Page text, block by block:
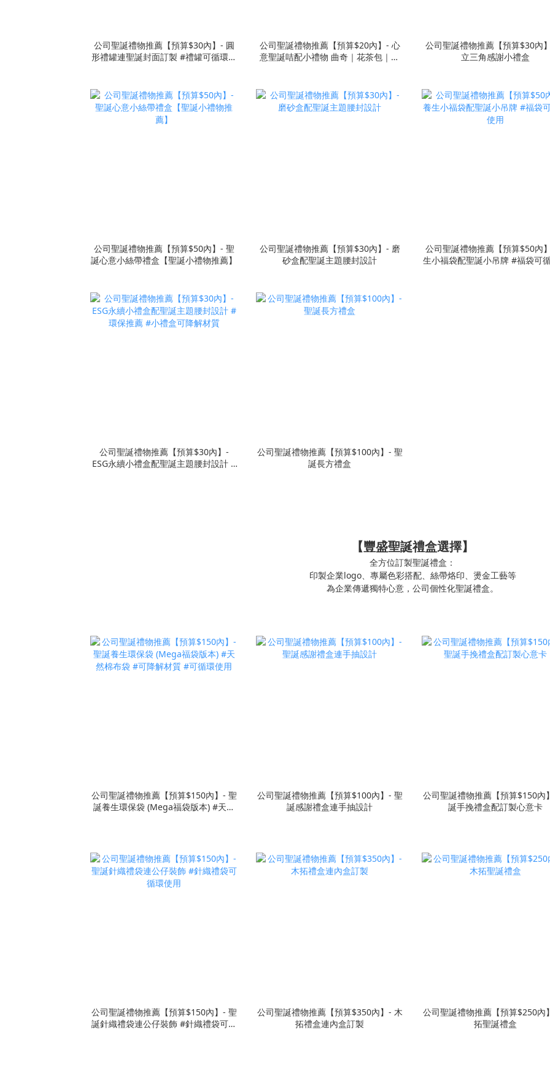
公司聖誕禮物推薦【預算$30內】- 圓
形禮罐連聖誕封面訂製 #禮罐可循環使
公司聖誕禮物推薦【預算$20內】- 心
意聖誕咭配小禮物 曲奇｜花茶包｜蝴
公司聖誕禮物推薦【預算$30內
立三角感謝小禮盒
公司聖誕禮物推薦【預算$50內】- 聖
誕心意小絲帶禮盒【聖誕小禮物推薦】
公司聖誕禮物推薦【預算$30內】- 磨
砂盒配聖誕主題腰封設計
公司聖誕禮物推薦【預算$50內
生小福袋配聖誕小吊牌 #福袋可
公司聖誕禮物推薦【預算$30內】-
ESG永續小禮盒配聖誕主題腰封設計 #
公司聖誕禮物推薦【預算$100內】- 聖
誕長方禮盒
【豐盛聖誕禮盒選擇】
全方位訂製聖誕禮盒：
印製企業logo、專屬色彩搭配、絲帶烙印、燙金工藝等
為企業傳遞獨特心意，公司個性化聖誕禮盒。
公司聖誕禮物推薦【預算$150內】- 聖
誕養生環保袋 (Mega福袋版本) #天然
公司聖誕禮物推薦【預算$100內】- 聖
誕感謝禮盒連手抽設計
公司聖誕禮物推薦【預算$150內
誕手挽禮盒配訂製心意卡
公司聖誕禮物推薦【預算$150內】- 聖
誕針織禮袋連公仔裝飾 #針織禮袋可循
公司聖誕禮物推薦【預算$350內】- 木
拓禮盒連內盒訂製
公司聖誕禮物推薦【預算$250內
拓聖誕禮盒